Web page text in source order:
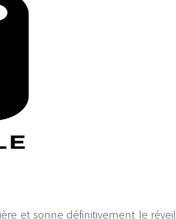
et sonne définitivement le